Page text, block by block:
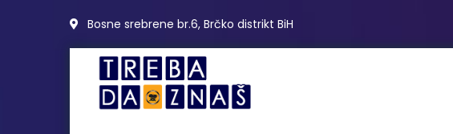
Bosne srebrene br.6, Brčko distrikt BiH